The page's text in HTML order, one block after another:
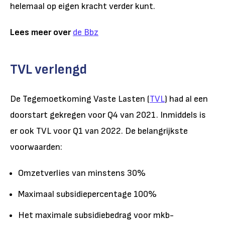
helemaal op eigen kracht verder kunt.
Lees meer overde Bbz
TVL verlengd
De Tegemoetkoming Vaste Lasten (TVL) had al een
doorstart gekregen voor Q4 van 2021. Inmiddels is
er ook TVL voor Q1 van 2022. De belangrijkste
voorwaarden:
Omzetverlies van minstens 30%
Maximaal subsidiepercentage 100%
Het maximale subsidiebedrag voor mkb-